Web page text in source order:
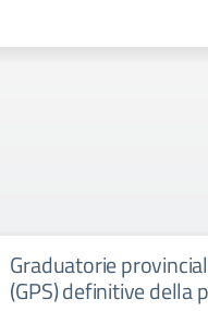
Graduatorie
(GPS) definitive della